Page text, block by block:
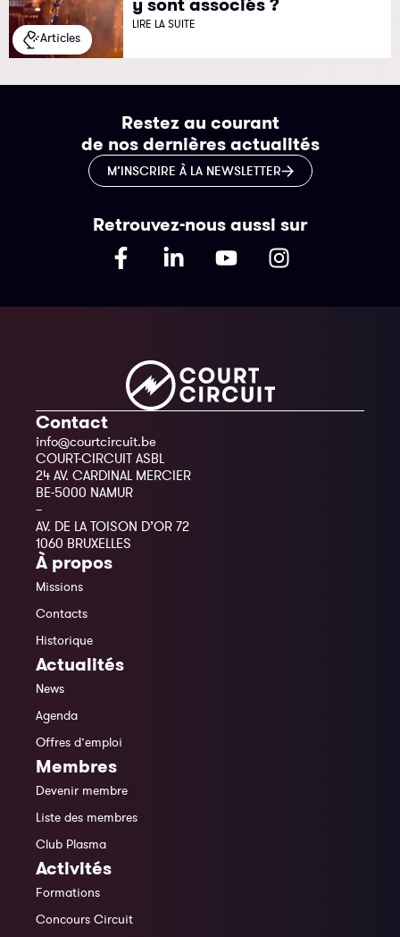
Articles
y sont associés ?
LIRE LA SUITE
Restez au courant
de nos dernières actualités
M’INSCRIRE À LA NEWSLETTER
Retrouvez-nous aussi sur
Contact
info@courtcircuit.be
COURT-CIRCUIT ASBL
24 AV. CARDINAL MERCIER
BE-5000 NAMUR
–
AV. DE LA TOISON D’OR 72
1060 BRUXELLES
À propos
Missions
Contacts
Historique
Actualités
News
Agenda
Offres d’emploi
Membres
Devenir membre
Liste des membres
Club Plasma
Activités
Formations
Concours Circuit